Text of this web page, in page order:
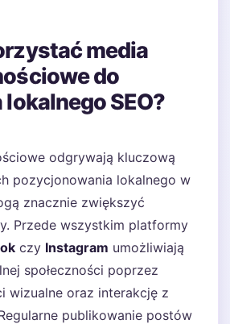
media
do
SEO?
odgrywają kluczową
pozycjonowania lokalnego w
znacznie zwiększyć
Przede wszystkim platformy
czy Instagram umożliwiają
społeczności poprzez
wizualne oraz interakcję z
publikowanie postów